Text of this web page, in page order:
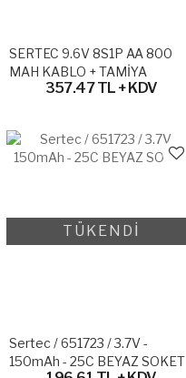
SERTEC 9.6V 8S1P AA 800
MAH KABLO + TAMİYA
KONNEKTÖRLÜ OYUNCAK
357.47 TL + KDV
TÜKENDİ
Sertec / 651723 / 3.7V -
150mAh - 25C BEYAZ SOKET